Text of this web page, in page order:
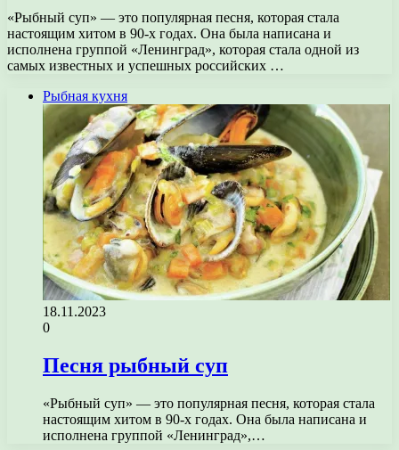
«Рыбный суп» — это популярная песня, которая стала
настоящим хитом в 90-х годах. Она была написана и
исполнена группой «Ленинград», которая стала одной из
самых известных и успешных российских …
Рыбная кухня
18.11.2023
0
Песня рыбный суп
«Рыбный суп» — это популярная песня, которая стала
настоящим хитом в 90-х годах. Она была написана и
исполнена группой «Ленинград»,…